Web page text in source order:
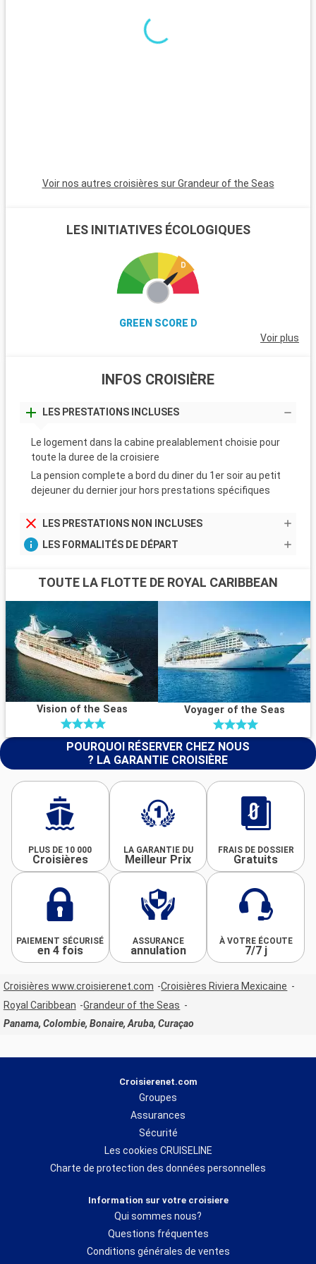
la culture, Portobelo, avec ses forts coloniaux et son passé
historique, est une excursion fascinante. Les aventuriers
apprécieront le Parc National Chagres, offrant randonnées,
Voir nos autres croisières sur Grandeur of the Seas
LES INITIATIVES ÉCOLOGIQUES
GREEN SCORE D
Voir plus
INFOS CROISIÈRE
LES PRESTATIONS INCLUSES
Le logement dans la cabine prealablement choisie pour
toute la duree de la croisiere
La pension complete a bord du diner du 1er soir au petit
dejeuner du dernier jour hors prestations spécifiques
LES PRESTATIONS NON INCLUSES
LES FORMALITÉS DE DÉPART
TOUTE LA FLOTTE DE ROYAL CARIBBEAN
Vision of the Seas Voyager of the Seas
POURQUOI RÉSERVER CHEZ NOUS
? LA GARANTIE CROISIÈRE
PLUS DE 10 000
Croisières
LA GARANTIE DU
Meilleur Prix
FRAIS DE DOSSIER
Gratuits
PAIEMENT SÉCURISÉ
en 4 fois
ASSURANCE
annulation
À VOTRE ÉCOUTE
7/7 j
Croisières www.croisierenet.com
Croisières Riviera Mexicaine
Royal Caribbean
Grandeur of the Seas
Panama, Colombie, Bonaire, Aruba, Curaçao
Croisierenet.com
Groupes
Assurances
Sécurité
Les cookies CRUISELINE
Charte de protection des données personnelles
Information sur votre croisiere
Qui sommes nous?
Questions fréquentes
Conditions générales de ventes